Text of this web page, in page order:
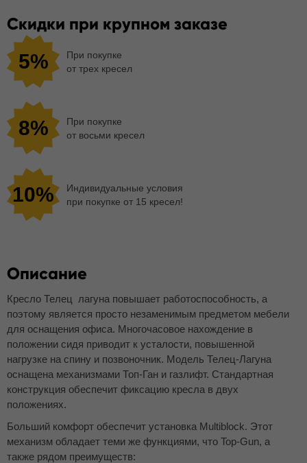
Скидки при крупном заказе
5%
При покупке
от трех кресел
8%
При покупке
от восьми кресел
10%
Индивидуальные условия
при покупке от 15 кресел!
Описание
Кресло Телец лагуна повышает работоспособность, а
поэтому является просто незаменимым предметом мебели
для оснащения офиса. Многочасовое нахождение в
положении сидя приводит к усталости, повышенной
нагрузке на спину и позвоночник. Модель Телец-Лагуна
оснащена механизмами Топ-Ган и газлифт. Стандартная
конструкция обеспечит фиксацию кресла в двух
положениях.
Больший комфорт обеспечит установка Multiblock. Этот
механизм обладает теми же функциями, что Top-Gun, а
также рядом преимуществ: